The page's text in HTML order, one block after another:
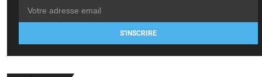
S'INSCRIRE